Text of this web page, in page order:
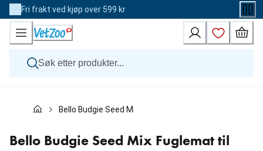
Skip
to
Content
Fri frakt ved kjøp over 599 kr
Katt
Andre dyr
Merker
Bello Budgie Seed Mix Fuglemat til Undulat 4 kg
Bello Budgie Seed Mix Fuglemat til